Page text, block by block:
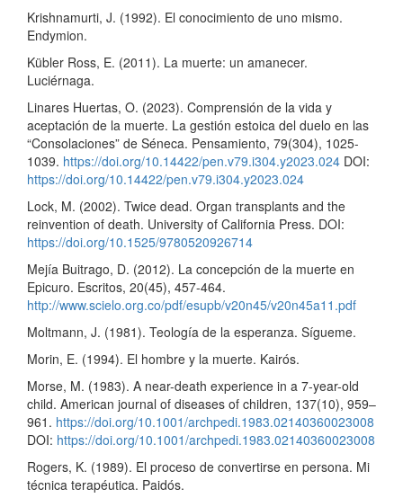
Krishnamurti, J. (1992). El conocimiento de uno mismo.
Endymion.
Kübler Ross, E. (2011). La muerte: un amanecer.
Luciérnaga.
Linares Huertas, O. (2023). Comprensión de la vida y
aceptación de la muerte. La gestión estoica del duelo en las
“Consolaciones” de Séneca. Pensamiento, 79(304), 1025-
1039. https://doi.org/10.14422/pen.v79.i304.y2023.024 DOI:
https://doi.org/10.14422/pen.v79.i304.y2023.024
Lock, M. (2002). Twice dead. Organ transplants and the
reinvention of death. University of California Press. DOI:
https://doi.org/10.1525/9780520926714
Mejía Buitrago, D. (2012). La concepción de la muerte en
Epicuro. Escritos, 20(45), 457-464.
http://www.scielo.org.co/pdf/esupb/v20n45/v20n45a11.pdf
Moltmann, J. (1981). Teología de la esperanza. Sígueme.
Morin, E. (1994). El hombre y la muerte. Kairós.
Morse, M. (1983). A near-death experience in a 7-year-old
child. American journal of diseases of children, 137(10), 959–
961. https://doi.org/10.1001/archpedi.1983.02140360023008
DOI: https://doi.org/10.1001/archpedi.1983.02140360023008
Rogers, K. (1989). El proceso de convertirse en persona. Mi
técnica terapéutica. Paidós.